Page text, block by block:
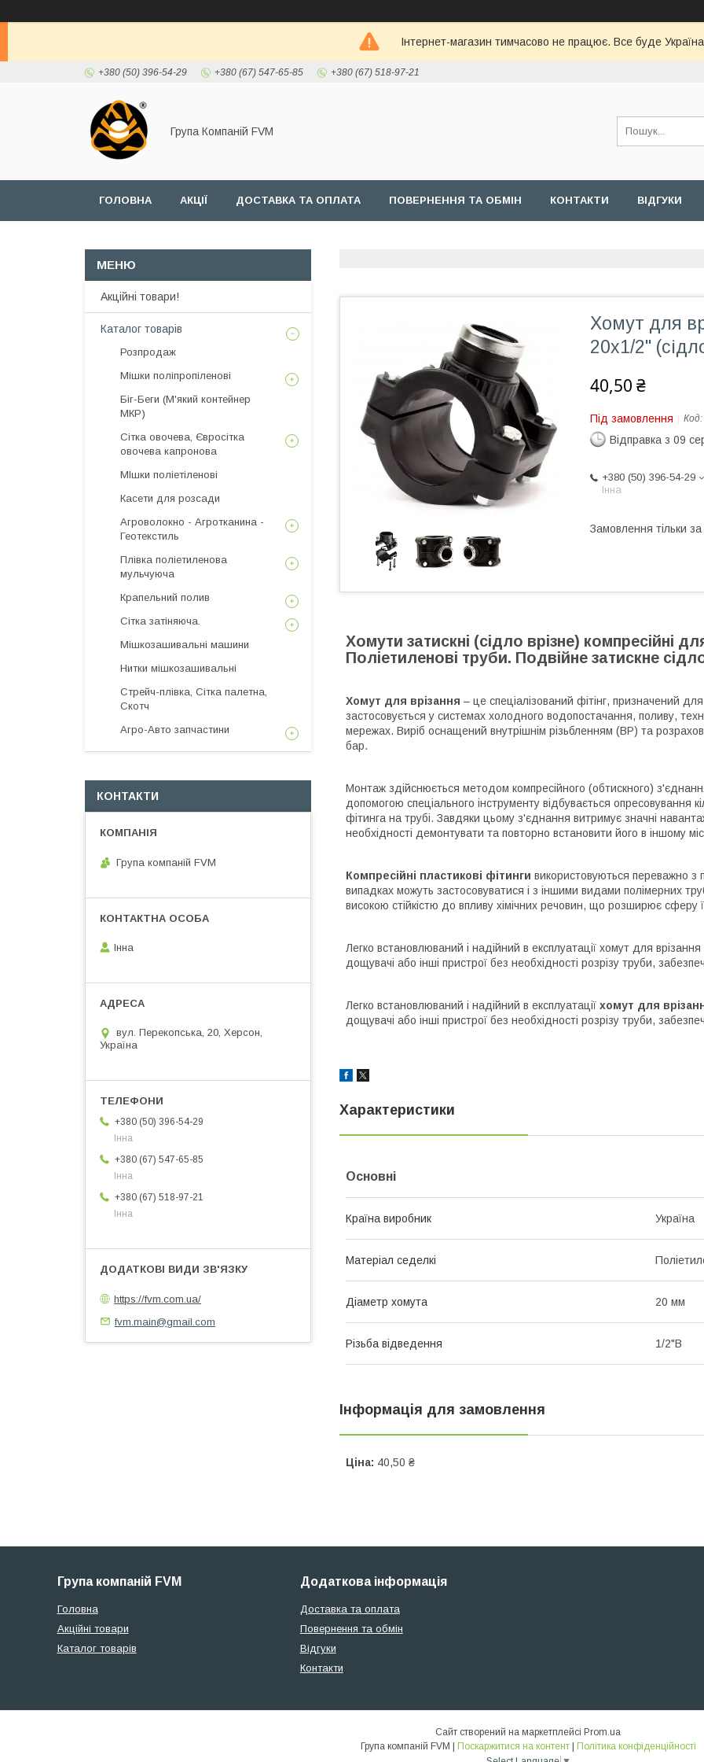
Інтернет-магазин тимчасово не працює. Все буде
+380 (50) 396-54-29 +380 (67) 547-65-85 +380 (67) 518-97-21
Група Компаній FVM
ГОЛОВНА АКЦІЇ ДОСТАВКА ТА ОПЛАТА ПОВЕРНЕННЯ ТА ОБМІН КОНТАКТИ ВІДГУКИ
Хомут для
20х1/2"
40,50 ₴
Під замовлення Код:
Відправка з 09
+380 (50) 396-54-29
Інна
Замовлення тільки
Хомути затискні (сідло врізне) компресійні
Поліетиленові труби. Подвійне затискне
Хомут для врізання – це спеціалізований фітінг, призначений
застосовується у системах холодного водопостачання, поливу,
мережах. Виріб оснащений внутрішнім різьбленням (ВР) та
бар.
Монтаж здійснюється методом компресійного (обтискного)
допомогою спеціального інструменту відбувається опресовування
фітинга на трубі. Завдяки цьому з'єднання витримує значні
необхідності демонтувати та повторно встановити його в іншому
Компресійні пластикові фітинги використовуються переважно з
випадках можуть застосовуватися і з іншими видами полімерних
високою стійкістю до впливу хімічних речовин, що розширює сферу
Легко встановлюваний і надійний в експлуатації хомут для
дощувачі або інші пристрої без необхідності розрізу труби,
Легко встановлюваний і надійний в експлуатації хомут для
дощувачі або інші пристрої без необхідності розрізу труби,
Характеристики
Основні
Країна виробник Україна
Матеріал седелкі
Діаметр хомута 20 мм
Різьба відведення 1/2"В
Інформація для замовлення
Ціна: 40,50 ₴
Акційні товари!
Каталог товарів
Розпродаж
Мішки поліпропіленові
Біг-Беги (М'який контейнер
МКР)
Сітка овочева, Євросітка
овочева капронова
МІшки поліетіленові
Касети для розсади
Агроволокно - Агротканина -
Геотекстиль
Плівка поліетиленова
мульчуюча
Крапельний полив
Сітка затіняюча.
Мішкозашивальні машини
Нитки мішкозашивальні
Стрейч-плівка, Сітка палетна,
Скотч
Агро-Авто запчастини
КОНТАКТИ
Група компаній FVM
Інна
вул. Перекопська, 20, Херсон,
Україна
+380 (50) 396-54-29
Інна
+380 (67) 547-65-85
Інна
+380 (67) 518-97-21
Інна
https://fvm.com.ua/
fvm.main@gmail.com
Група компаній FVM
Головна
Акційні товари
Каталог товарів
Додаткова інформація
Доставка та оплата
Повернення та обмін
Відгуки
Контакти
Сайт створений на маркетплейсі Prom.ua
Група компаній FVM | Поскаржитися на контент | Політика конфіденційності